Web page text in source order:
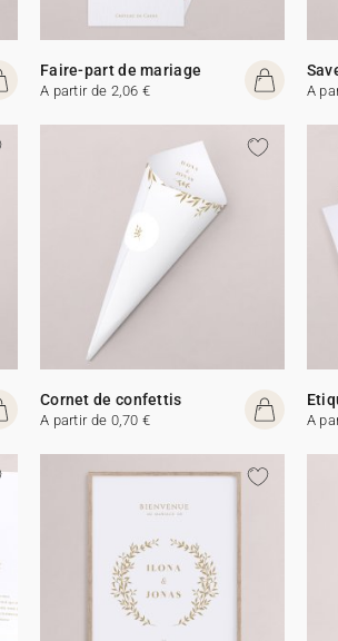
Faire-part de mariage
A partir de 2,06 € A
Cornet de confettis
A partir de 0,70 € A